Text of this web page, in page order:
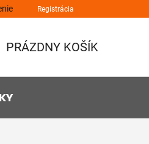
Registrácia
PRÁZDNY KOŠÍK